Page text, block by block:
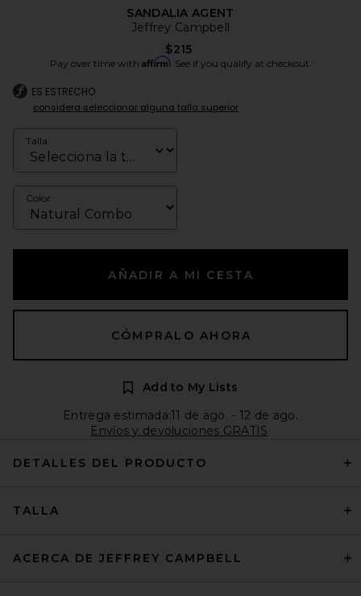
SANDALIA AGENT
Jeffrey Campbell
$215
Pay over time with Affirm. See if you qualify at checkout.
ES ESTRECHO
considera seleccionar alguna talla superior
Talla
Color
AÑADIR A MI CESTA
CÓMPRALO AHORA
Add to My Lists
Entrega estimada:11 de ago. - 12 de ago.
Envíos y devoluciones GRATIS
DETALLES DEL PRODUCTO
TALLA
ACERCA DE JEFFREY CAMPBELL